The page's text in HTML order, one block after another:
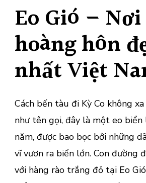
Eo Gió –
hoàng hôn
nhất Việt
Cách bến tàu đi Kỳ Co không
như tên gọi, đây là một eo
năm, được bao bọc bởi những
vĩ vươn ra biển lớn. Con đường
với hàng rào trắng đỏ tại Eo